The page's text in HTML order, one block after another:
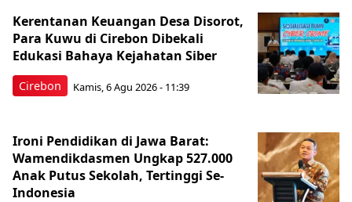
Cirebon
Kerentanan Keuangan Desa Disorot,
Para Kuwu di Cirebon Dibekali
Edukasi Bahaya Kejahatan Siber
Kamis, 6 Agu 2026 - 11:39
Ironi Pendidikan di Jawa Barat:
Wamendikdasmen Ungkap 527.000
Anak Putus Sekolah, Tertinggi Se-
Indonesia